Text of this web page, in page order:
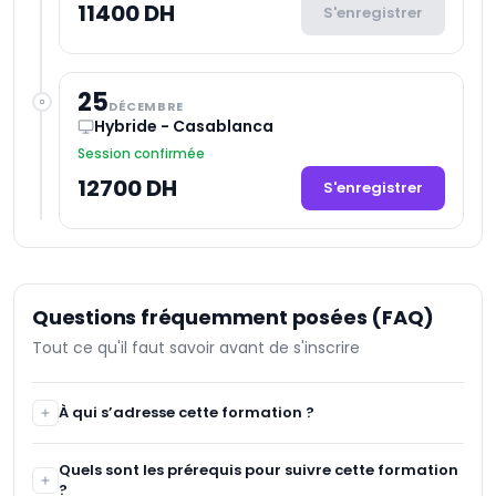
11400 DH S'enregistrer
25DÉCEMBRE
Hybride - Casablanca
Session confirmée
12700 DH S'enregistrer
Questions fréquemment posées (FAQ)
Tout ce qu'il faut savoir avant de s'inscrire
À qui s’adresse cette formation ?
systèmes, ingénieurs DevOps et professionnels IT ayant
Quels sont les prérequis pour suivre cette formation
?